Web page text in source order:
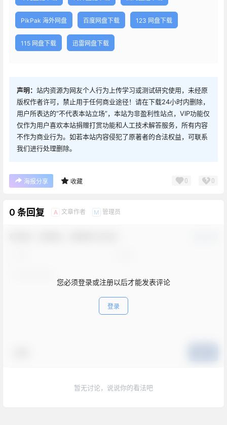
PikPak 海外网盘 百度网盘下载 123 网盘下载
115 网盘下载 迅雷网盘下载
声明： 站内资源为网友个人行为上传学习或测试研究使用，未经原
版权作者许可，禁止用于任何商业途径！请在下载24小时内删除，
用户所表达的“不代表本站立场”，本站为非盈利性站点，VIP功能仅
仅作为用户喜欢本站捐赠打赏功能和人工技术解答服务，所有内容
不作为商业行为。如若本站内容侵犯了原著者的合法权益，可联系
我们进行处理删除。
海报分享 收藏 0 0
0 条回复 A 文章作者 M 管理员
您必须登录或注册以后才能发表评论
登录
暂无讨论，说说你的看法吧